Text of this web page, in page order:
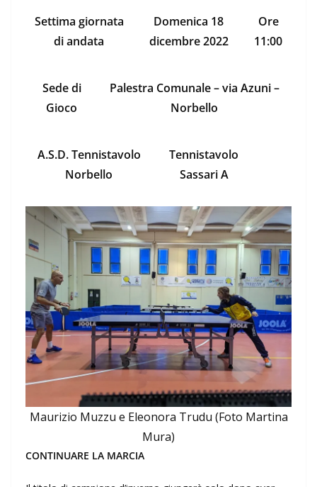
Settima giornata
di andata
Domenica 18
dicembre 2022
Ore
11:00
Sede di
Gioco
Palestra Comunale – via Azuni –
Norbello
A.S.D. Tennistavolo
Norbello
Tennistavolo
Sassari A
Maurizio Muzzu e Eleonora Trudu (Foto Martina
Mura)
CONTINUARE LA MARCIA